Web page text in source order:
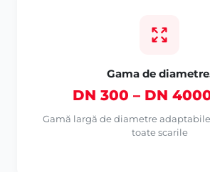
Gama de
DN 300 – DN
Gamă largă de diametre
toate scarile